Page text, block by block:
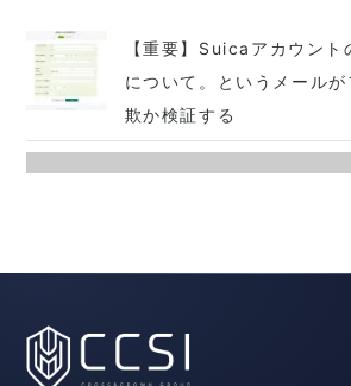
【重要】Suicaアカウント
について。というメール
欺か検証する